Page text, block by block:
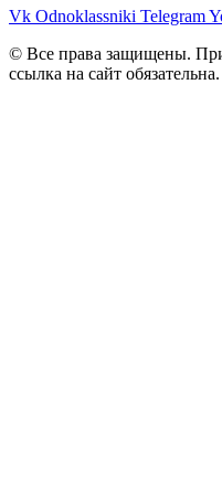
Vk Odnoklassniki Telegram
© Все права защищены.
ссылка на сайт